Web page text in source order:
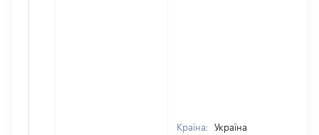
Країна:
Україна